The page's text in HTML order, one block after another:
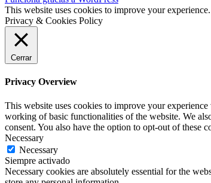
This website uses cookies to improve your
Privacy & Cookies Policy
Cerrar
Privacy Overview
This website uses cookies to improve your
working of basic functionalities of the website. We
consent. You also have the option to opt-out of these
Necessary
Necessary
Siempre activado
Necessary cookies are absolutely essential for the